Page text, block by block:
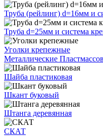
Труба (рейлинг) d=16мм и
Труба d=25мм и система
Уголки крепежные
Металлические
Шайба пластиковая
Шкант буковый
Штанга деревянная
СКАТ